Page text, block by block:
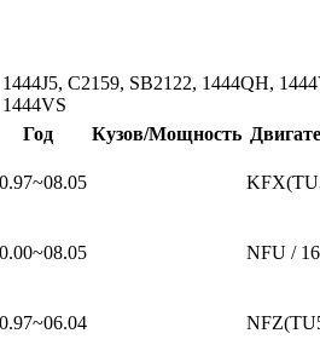
1444J5, C2159, SB2122, 1444QH,
1444VS
Год Кузов/Мощность
NFU /